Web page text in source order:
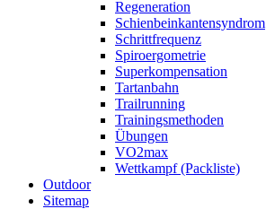
Regeneration
Schienbeinkantensyndrom
Schrittfrequenz
Spiroergometrie
Superkompensation
Tartanbahn
Trailrunning
Trainingsmethoden
Übungen
VO2max
Wettkampf (Packliste)
Outdoor
Sitemap